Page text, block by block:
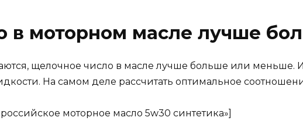
в моторном масле лучше
щелочное число в масле лучше больше или меньше.
На самом деле рассчитать оптимальное
моторное масло 5w30 синтетика»]